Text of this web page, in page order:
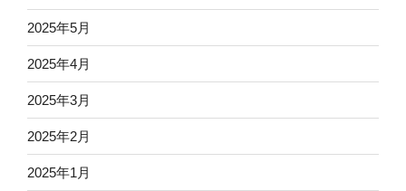
2025年5月
2025年4月
2025年3月
2025年2月
2025年1月